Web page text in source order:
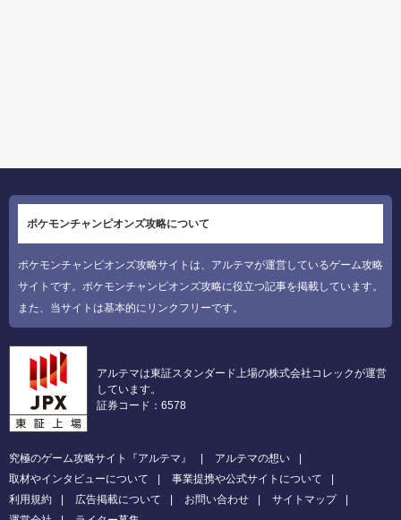
ポケモンチャンピオンズ攻略について
ポケモンチャンピオンズ攻略サイトは、アルテマが運営しているゲーム攻略
サイトです。ポケモンチャンピオンズ攻略に役立つ記事を掲載しています。
また、当サイトは基本的にリンクフリーです。
アルテマは東証スタンダード上場の株式会社コレックが運営
しています。
証券コード：6578
究極のゲーム攻略サイト『アルテマ』
アルテマの想い
取材やインタビューについて
事業提携や公式サイトについて
利用規約
広告掲載について お問い合わせ
サイトマップ